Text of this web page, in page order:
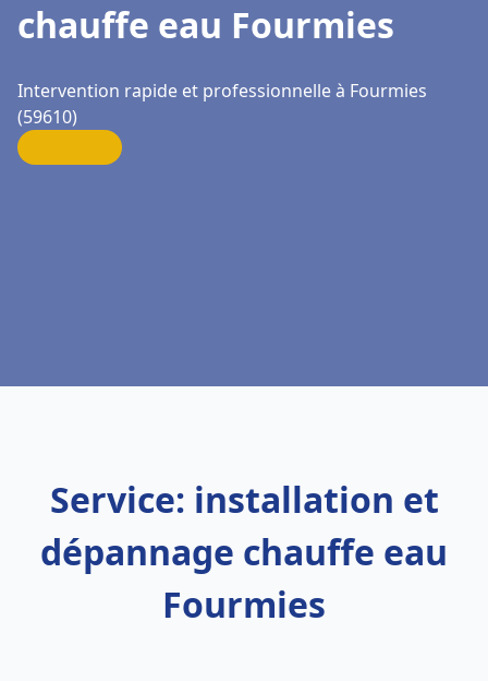
chauffe eau Fourmies
Intervention rapide et professionnelle à Fourmies
(59610)
Service: installation et
dépannage chauffe eau
Fourmies